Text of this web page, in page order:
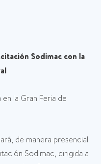
Sodimac con la
la Gran Feria de
de manera presencial
Sodimac, dirigida a